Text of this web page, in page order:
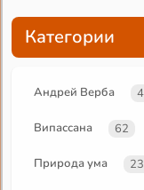
Категории
Андрей Верба
Випассана 62
Природа ума